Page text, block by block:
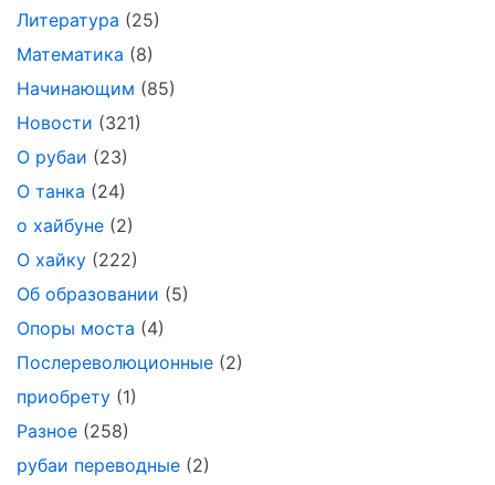
Литература (25)
Математика (8)
Начинающим (85)
Новости (321)
О рубаи (23)
О танка (24)
о хайбуне (2)
О хайку (222)
Об образовании (5)
Опоры моста (4)
Послереволюционные (2)
приобрету (1)
Разное (258)
рубаи переводные (2)